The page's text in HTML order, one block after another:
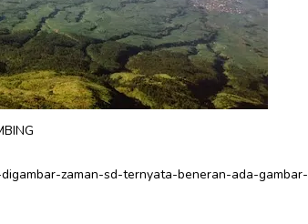
zaman-sd-ternyata-beneran-ada-gambar-